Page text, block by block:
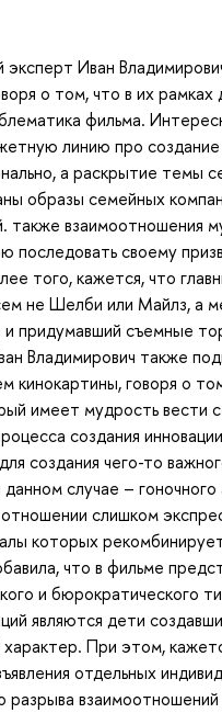
Иван
о том, что в их
фильма.
линию про создание
а раскрытие темы
образы семейных
также взаимоотношения
последовать своему
того, кажется, что
не Шелби или Майлз, а
и придумавший съемные
Владимирович также
кинокартины, говоря о
имеет мудрость вести
создания
создания чего-то
данном случае –
слишком
которых
что в фильме
и бюрократического
являются дети
При этом,
отдельных
разрыва